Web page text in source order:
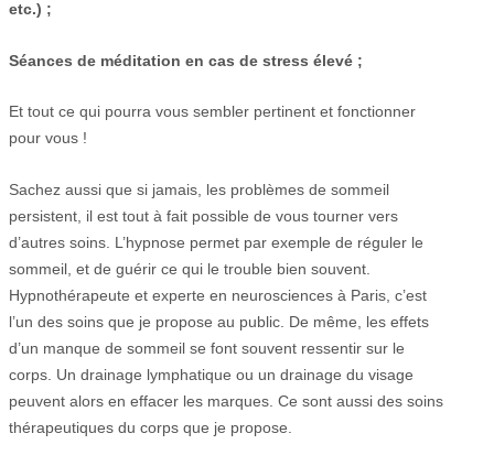
etc.) ;
Séances de méditation en cas de stress élevé ;
Et tout ce qui pourra vous sembler pertinent et fonctionner
pour vous !
Sachez aussi que si jamais, les problèmes de sommeil
persistent, il est tout à fait possible de vous tourner vers
d’autres soins. L’hypnose permet par exemple de réguler le
sommeil, et de guérir ce qui le trouble bien souvent.
Hypnothérapeute et experte en neurosciences à Paris, c’est
l’un des soins que je propose au public. De même, les effets
d’un manque de sommeil se font souvent ressentir sur le
corps. Un drainage lymphatique ou un drainage du visage
peuvent alors en effacer les marques. Ce sont aussi des soins
thérapeutiques du corps que je propose.